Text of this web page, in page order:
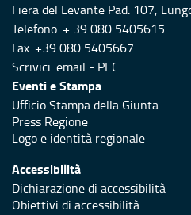
Fiera del Levante Pad. 107,
Telefono: + 39 080 5405615
Fax: +39 080 5405667
Scrivici:email - PEC
Eventi e Stampa
Ufficio Stampa della Giunta
Press Regione
Logo e identità regionale
Accessibilità
Dichiarazione di accessibilità
Obiettivi di accessibilità